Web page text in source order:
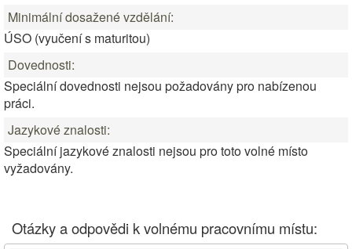
Minimální dosažené vzdělání:
ÚSO (vyučení s maturitou)
Dovednosti:
Speciální dovednosti nejsou požadovány pro nabízenou
práci.
Jazykové znalosti:
Speciální jazykové znalosti nejsou pro toto volné místo
vyžadovány.
Otázky a odpovědi k volnému pracovnímu místu: